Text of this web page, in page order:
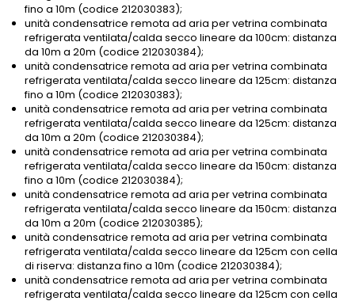
fino a 10m (codice 212030383);
unità condensatrice remota ad aria per vetrina combinata
refrigerata ventilata/calda secco lineare da 100cm: distanza
da 10m a 20m (codice 212030384);
unità condensatrice remota ad aria per vetrina combinata
refrigerata ventilata/calda secco lineare da 125cm: distanza
fino a 10m (codice 212030383);
unità condensatrice remota ad aria per vetrina combinata
refrigerata ventilata/calda secco lineare da 125cm: distanza
da 10m a 20m (codice 212030384);
unità condensatrice remota ad aria per vetrina combinata
refrigerata ventilata/calda secco lineare da 150cm: distanza
fino a 10m (codice 212030384);
unità condensatrice remota ad aria per vetrina combinata
refrigerata ventilata/calda secco lineare da 150cm: distanza
da 10m a 20m (codice 212030385);
unità condensatrice remota ad aria per vetrina combinata
refrigerata ventilata/calda secco lineare da 125cm con cella
di riserva: distanza fino a 10m (codice 212030384);
unità condensatrice remota ad aria per vetrina combinata
refrigerata ventilata/calda secco lineare da 125cm con cella